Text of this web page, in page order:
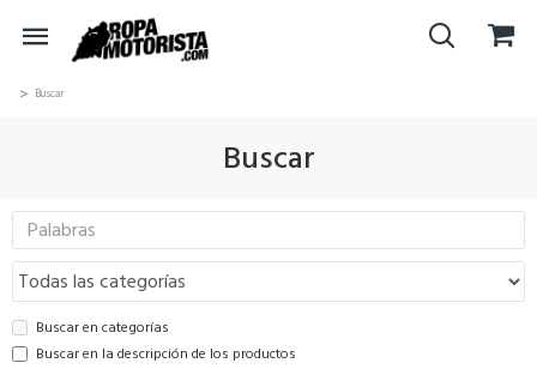
Buscar
Buscar
Buscar en categorías
Buscar en la descripción de los productos